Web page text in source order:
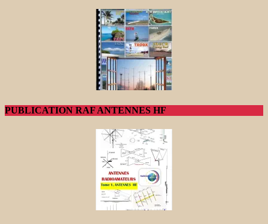
PUBLICATION RAF ANTENNES HF